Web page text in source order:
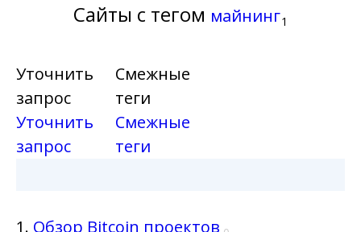
Сайты с тегом майнинг1
Уточнить
запрос
Уточнить
запрос
Смежные
теги
Смежные
теги
1. Обзор Bitcoin проектов